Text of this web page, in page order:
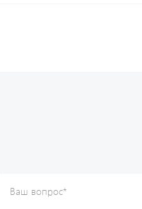
Ваш вопрос*